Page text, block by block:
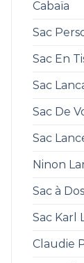
Cabaïa
Sac
Sac En
Sac
Sac De
Sac
Ninon
Sac à
Sac Karl
Claudie